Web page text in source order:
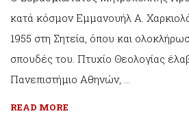
Προικοννήσου
ΙΩΣΗΦ
κατά κόσμον Εμμανουήλ Α.
1955 στη Σητεία, όπου και
σπουδές του. Πτυχίο Θεολογίας
Πανεπιστήμιο Αθηνών, …
READ MORE